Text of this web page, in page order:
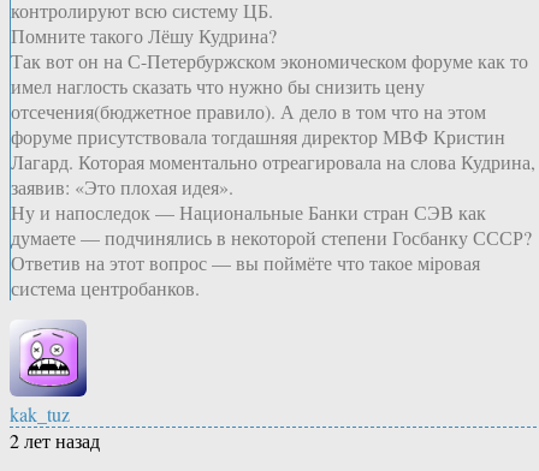
контролируют всю систему ЦБ.
Помните такого Лёшу Кудрина?
Так вот он на С-Петербуржском экономическом форуме как то
имел наглость сказать что нужно бы снизить цену
отсечения(бюджетное правило). А дело в том что на этом
форуме присутствовала тогдашняя директор МВФ Кристин
Лагард. Которая моментально отреагировала на слова Кудрина,
заявив: «Это плохая идея».
Ну и напоследок — Национальные Банки стран СЭВ как
думаете — подчинялись в некоторой степени Госбанку СССР?
Ответив на этот вопрос — вы поймёте что такое мiровая
система центробанков.
kak_tuz
2 лет назад